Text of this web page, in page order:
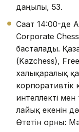
даңғылы, 53.
Сағат 14:00-де
Corporate
басталады.
(Kazchess),
халықаралық
интеллекті
лайық екенін
Өтетін орны: